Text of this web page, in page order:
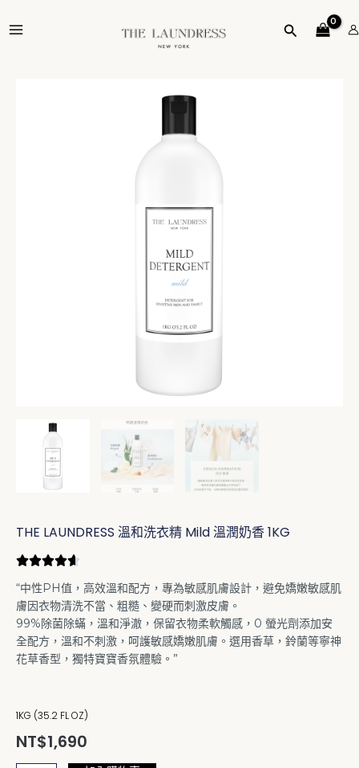
至
搜
THE LAUNDRESS 溫和洗衣精 Mild 溫潤奶香 1KG
“中性PH值，高效溫和配方，專為敏感肌膚設計，避免嬌嫩敏感肌
膚因衣物清洗不當、粗糙、變硬而刺激皮膚。
99%除菌除蟎，溫和淨澈，保留衣物柔軟觸感，0 螢光劑添加安
全配方，溫和不刺激，呵護敏感嬌嫩肌膚。選用香草，鈴蘭等寧神
花草香型，獨特寶寶香氛體驗。”
1KG (35.2 FL OZ)
NT$1,690